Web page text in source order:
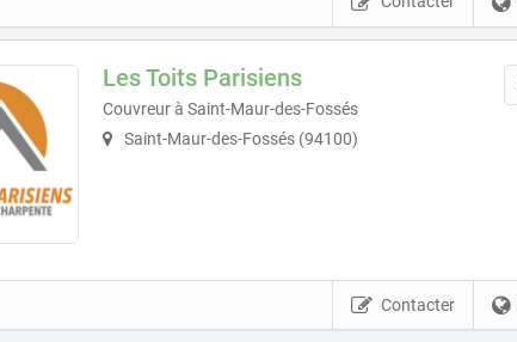
Les Toits Parisiens
Couvreur à Saint-Maur-des-Fossés
Saint-Maur-des-Fossés (94100)
Contacter